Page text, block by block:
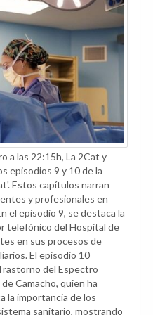
a las 22:15h, La 2Cat y
episodios 9 y 10 de la
Estos capítulos narran
y profesionales en
el episodio 9, se destaca la
telefónico del Hospital de
en sus procesos de
El episodio 10
del Espectro
Camacho, quien ha
la importancia de los
sanitario, mostrando